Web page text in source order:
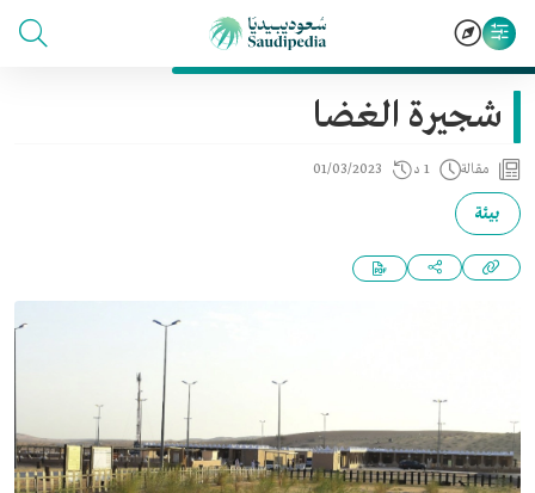
شجيرة الغضا
مقالة 1 د 01/03/2023
بيئة